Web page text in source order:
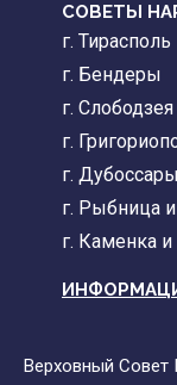
СОВЕТЫ
г. Тирасполь
г. Бендеры
г.
г.
г.
г. Рыбница
г. Каменка
Верховный